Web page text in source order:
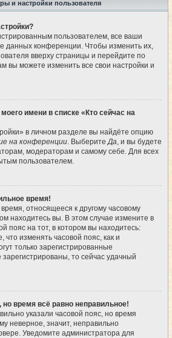
и настройки пользователя
пользователем, все ваши
данных конференции. Чтобы изменить их,
вверху страницы и перейдите по
вы можете изменить все свои настройки и
имени в списке «Кто сейчас на
в личном разделе вы найдёте опцию
на конференции. ВыберитеДа, и вы будете
модераторам и самому себе. Для всех
пользователем.
время!
относящееся к другому часовому
находитесь вы. В этом случае измените в
пояс на тот, в котором вы находитесь:
что изменять часовой пояс, как и
только зарегистрированные
то сейчас удачный
время всё равно неправильное!
указали часовой пояс, но время
неверное, значит, неправильно
Уведомите администратора для